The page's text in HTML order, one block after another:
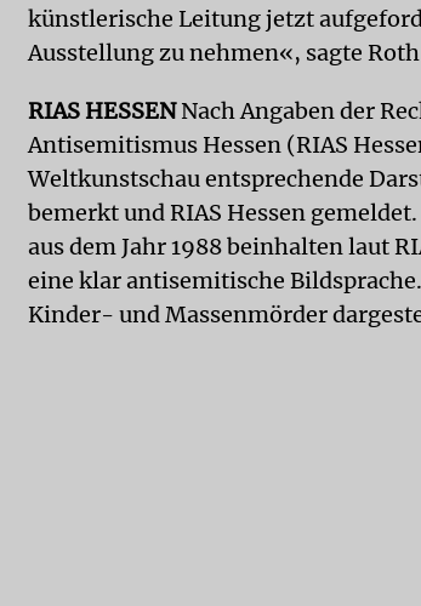
künstlerische Leitung jetzt
Ausstellung zu nehmen«, sagte
RIAS HESSENNach Angaben der
Antisemitismus Hessen (RIAS
Weltkunstschau entsprechende
bemerkt und RIAS Hessen
aus dem Jahr 1988 beinhalten laut
eine klar antisemitische
Kinder- und Massenmörder